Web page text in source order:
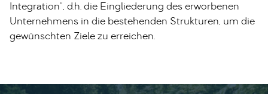
Integration“, d.h. die Eingliederung des erworbenen
Unternehmens in die bestehenden Strukturen, um die
gewünschten Ziele zu erreichen.